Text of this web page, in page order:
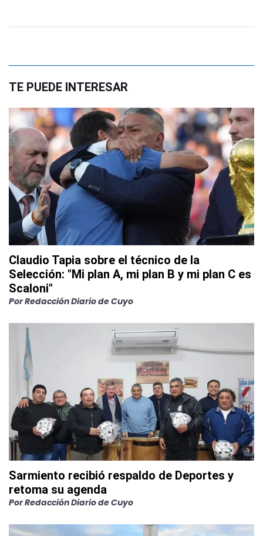
TE PUEDE INTERESAR
Claudio Tapia sobre el técnico de la
Selección: "Mi plan A, mi plan B y mi plan C es
Scaloni"
PorRedacción Diario de Cuyo
Sarmiento recibió respaldo de Deportes y
retoma su agenda
PorRedacción Diario de Cuyo